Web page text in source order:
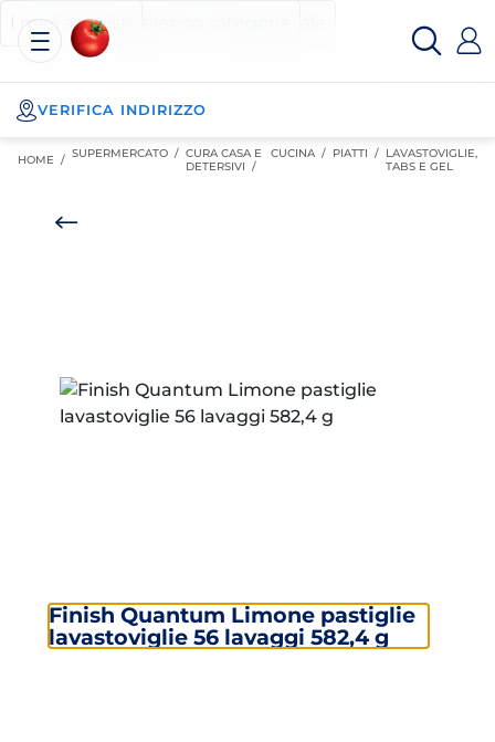
Posizionati sul contenuto principale
Posizionati sull'elenco categorie
I miei acquisti
Esselunga
Spesa
Online
VERIFICA INDIRIZZO
HOME / SUPERMERCATO / CURA CASA E
DETERSIVI /
CUCINA / PIATTI / LAVASTOVIGLIE,
TABS E GEL
Finish Quantum Limone pastiglie
lavastoviglie 56 lavaggi 582,4 g